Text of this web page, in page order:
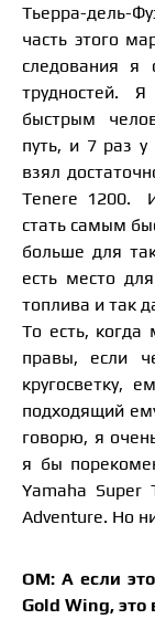
Тьерра-дель-
часть этого
следования я
трудностей.
быстрым
путь, и 7 раз
взял
Tenere 1200.
стать самым
больше для
есть место
топлива и так
То есть,
правы, если
кругосветку,
подходящий
говорю, я
я бы
Yamaha Super
Adventure. Но
ОМ: А если
Gold Wing, это